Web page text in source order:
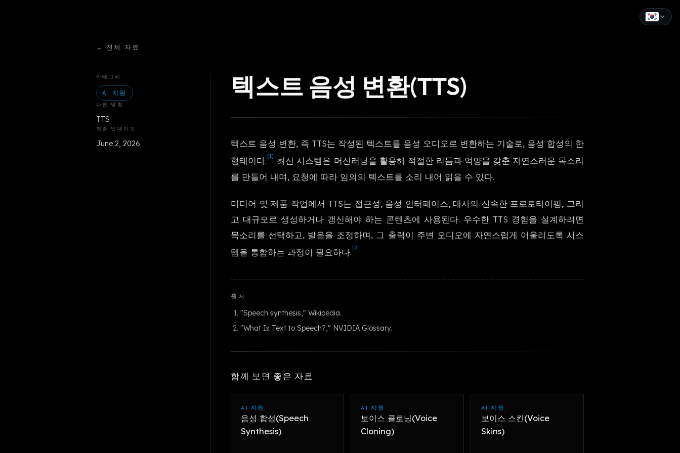
← 전체 자료
카테고리
AI 지원
다른 명칭
TTS
최종 업데이트
June 2, 2026
텍스트 음성 변환(TTS)
텍스트 음성 변환, 즉 TTS는 작성된 텍스트를 음성 오디오로 변환하는 기술로, 음성 합성의 한
형태이다. [1]
최신 시스템은 머신러닝을 활용해 적절한 리듬과 억양을 갖춘 자연스러운 목소리
를 만들어 내며, 요청에 따라 임의의 텍스트를 소리 내어 읽을 수 있다.
미디어 및 제품 작업에서 TTS는 접근성, 음성 인터페이스, 대사의 신속한 프로토타이핑, 그리
고 대규모로 생성하거나 갱신해야 하는 콘텐츠에 사용된다. 우수한 TTS 경험을 설계하려면
목소리를 선택하고, 발음을 조정하며, 그 출력이 주변 오디오에 자연스럽게 어울리도록 시스
템을 통합하는 과정이 필요하다. [2]
출처
"Speech synthesis," Wikipedia.
"What Is Text to Speech?," NVIDIA Glossary.
함께 보면 좋은 자료
AI 지원
음성 합성(Speech
Synthesis)
AI 지원
보이스 클로닝(Voice
Cloning)
AI 지원
보이스 스킨(Voice
Skins)